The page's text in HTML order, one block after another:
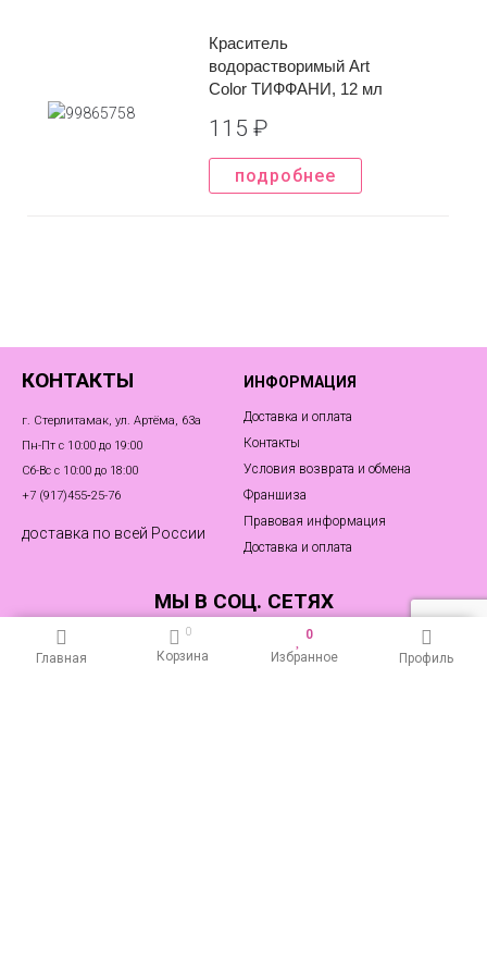
Краситель
водорастворимый Art
Color ТИФФАНИ, 12 мл
115 ₽
подробнее
КОНТАКТЫ
г. Стерлитамак, ул. Артёма, 63а
Пн-Пт с 10:00 до 19:00
Сб-Вс с 10:00 до 18:00
+7 (917)455‑25-76
доставка по всей России
ИНФОРМАЦИЯ
Доставка и оплата
Контакты
Условия возврата и обмена
Франшиза
Правовая информация
Доставка и оплата
МЫ В СОЦ. СЕТЯХ
Главная
0
Корзина
0
Избранное
Профиль